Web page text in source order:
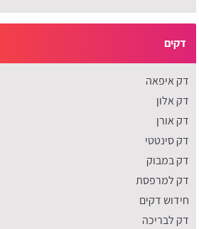
דקים
דק איפאה
דק אלון
דק אורן
דק סינטטי
דק במבוק
דק למרפסת
חידוש דקים
דק לבריכה